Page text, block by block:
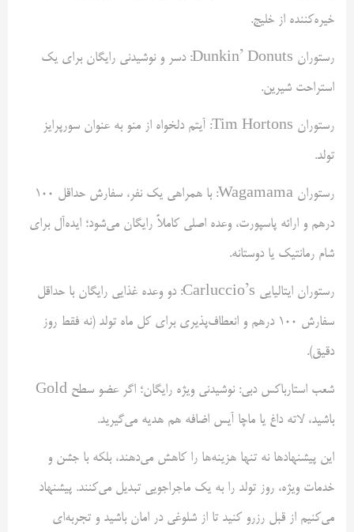
خیره‌کننده از خلیج.
رستوران Dunkin’ Donuts: دسر و نوشیدنی رایگان برای یک
استراحت شیرین.
رستوران Tim Hortons: آیتم دلخواه از منو به عنوان سورپرایز
تولد.
رستوران Wagamama: با همراهی یک نفر، سفارش حداقل ۱۰۰
درهم و ارائه پاسپورت، وعده اصلی کاملاً رایگان می‌شود؛ ایده‌آل برای
شام رمانتیک یا دوستانه.
رستوران ایتالیایی Carluccio’s: دو وعده غذایی رایگان با حداقل
سفارش ۱۰۰ درهم و انعطاف‌پذیری برای کل ماه تولد (نه فقط روز
دقیق).
شعب استارباکس دبی: نوشیدنی ویژه رایگان؛ اگر عضو سطح Gold
باشید، لاته داغ یا ماچا آیس اضافه هم هدیه می‌گیرید.
این پیشنهادها نه تنها هزینه‌ها را کاهش می‌دهند، بلکه با جشن و
خدمات ویژه، روز تولد را به یک ماجراجویی تبدیل می‌کنند. پیشنهاد
می‌کنیم از قبل رزرو کنید تا از شلوغی در امان باشید و تجربه‌ای